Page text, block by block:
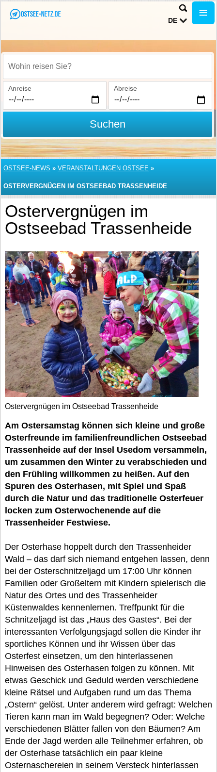
DE
Wohin reisen Sie?
Anreise Abreise
Suchen
OSTSEE-NEWS » VERANSTALTUNGEN OSTSEE »
OSTERVERGNÜGEN IM OSTSEEBAD TRASSENHEIDE
Ostervergnügen im
Ostseebad Trassenheide
Ostervergnügen im Ostseebad Trassenheide
Am Ostersamstag können sich kleine und große
Osterfreunde im familienfreundlichen Ostseebad
Trassenheide auf der Insel Usedom versammeln,
um zusammen den Winter zu verabschieden und
den Frühling willkommen zu heißen. Auf den
Spuren des Osterhasen, mit Spiel und Spaß
durch die Natur und das traditionelle Osterfeuer
locken zum Osterwochenende auf die
Trassenheider Festwiese.
Der Osterhase hoppelt durch den Trassenheider
Wald – das darf sich niemand entgehen lassen, denn
bei der Osterschnitzeljagd um 17:00 Uhr können
Familien oder Großeltern mit Kindern spielerisch die
Natur des Ortes und des Trassenheider
Küstenwaldes kennenlernen. Treffpunkt für die
Schnitzeljagd ist das „Haus des Gastes“. Bei der
interessanten Verfolgungsjagd sollen die Kinder ihr
sportliches Können und ihr Wissen über das
Osterfest einsetzen, um den hinterlassenen
Hinweisen des Osterhasen folgen zu können. Mit
etwas Geschick und Geduld werden verschiedene
kleine Rätsel und Aufgaben rund um das Thema
„Ostern“ gelöst. Unter anderem wird gefragt: Welchen
Tieren kann man im Wald begegnen? Oder: Welche
verschiedenen Blätter fallen von den Bäumen? Am
Ende der Jagd werden alle Teilnehmer erfahren, ob
der Osterhase tatsächlich ein paar kleine
Osternaschereien in seinem Versteck hinterlassen